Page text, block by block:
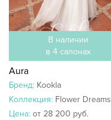
В наличии
в 4 салонах
Aura
Бренд: Kookla
Коллекция: Flower Dreams
Цена: от 28 200 руб.